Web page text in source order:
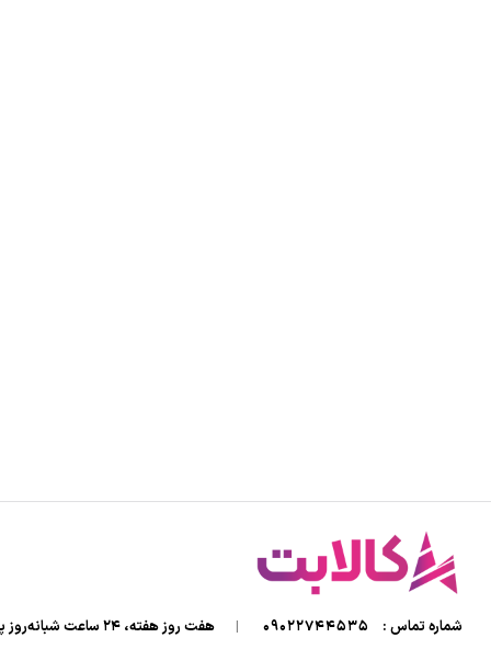
شماره تماس : 09022744535
| هفت روز هفته، ۲۴ ساعت شبانه‌روز پاسخگوی شما هستیم.